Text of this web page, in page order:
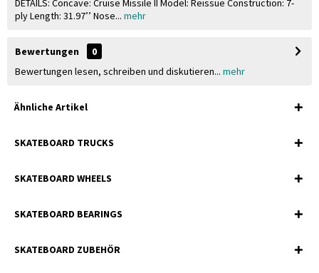
DETAILS: Concave: Cruise Missile II Model: Reissue Construction: 7-
ply Length: 31.97’’ Nose... mehr
Bewertungen
0
Bewertungen lesen, schreiben und diskutieren... mehr
Ähnliche Artikel
SKATEBOARD TRUCKS
SKATEBOARD WHEELS
SKATEBOARD BEARINGS
SKATEBOARD ZUBEHÖR